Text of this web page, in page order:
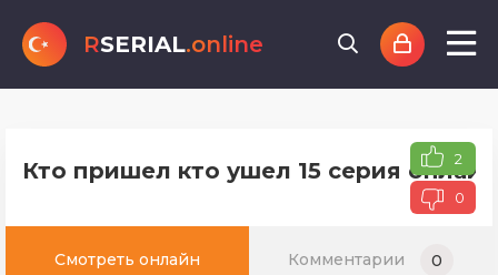
RSERIAL.online
Кто пришел кто ушел 15 серия 2
0
Смотреть онлайн Комментарии 0